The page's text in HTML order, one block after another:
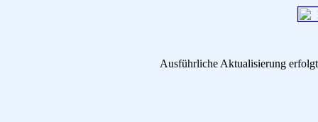
Ausführliche Aktualisierung